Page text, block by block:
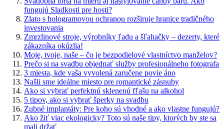
fungujú Sladkosti pre hosti?
Zlato s hologramovou ochranou rozširuje hranice tradičného
investovania
Zmrzlinové stroje, výrobníky ľadu a šľahačky – dezerty, které
zákazníka okúzlia!
Moje, tvoje, naše – čo je bezpodielové vlastníctvo manželov?
Prečo si na svadbu objednať služby profesionálneho fotografa
3 miesta, kde vaša vyvolená zaručene povie áno
Našli sme ideálne miesto pre romantické zásnuby
Ako si vybrať perfektnú sklenenú fľašu na alkohol
5 tipov, ako si vybrať šperky na svadbu
Zubné implantáty: Pre koho sú vhodné a ako vlastne fungujú?
Ako žiť viac ekologicky? Toto sú naše tipy, ktorých by ste sa
mali držať